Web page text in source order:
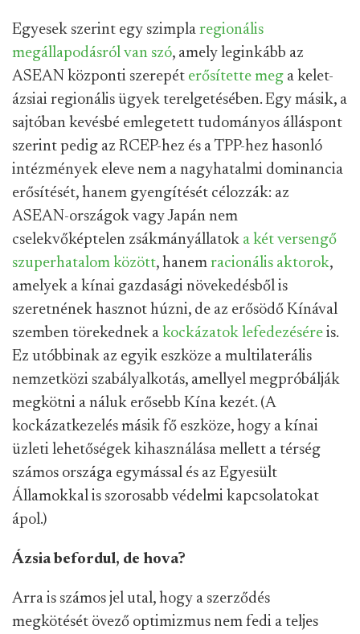
Egyesek szerint egy szimpla regionális
megállapodásról van szó, amely leginkább az
ASEAN központi szerepét erősítette meg a kelet-
ázsiai regionális ügyek terelgetésében. Egy másik, a
sajtóban kevésbé emlegetett tudományos álláspont
szerint pedig az RCEP-hez és a TPP-hez hasonló
intézmények eleve nem a nagyhatalmi dominancia
erősítését, hanem gyengítését célozzák: az
ASEAN-országok vagy Japán nem
cselekvőképtelen zsákmányállatok a két versengő
szuperhatalom között, hanem racionális aktorok,
amelyek a kínai gazdasági növekedésből is
szeretnének hasznot húzni, de az erősödő Kínával
szemben törekednek a kockázatok lefedezésére is.
Ez utóbbinak az egyik eszköze a multilaterális
nemzetközi szabályalkotás, amellyel megpróbálják
megkötni a náluk erősebb Kína kezét. (A
kockázatkezelés másik fő eszköze, hogy a kínai
üzleti lehetőségek kihasználása mellett a térség
számos országa egymással és az Egyesült
Államokkal is szorosabb védelmi kapcsolatokat
ápol.)
Ázsia befordul, de hova?
Arra is számos jel utal, hogy a szerződés
megkötését övező optimizmus nem fedi a teljes